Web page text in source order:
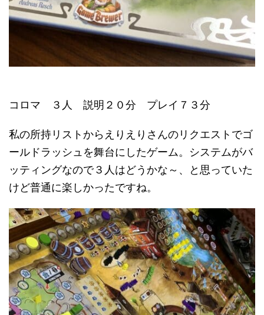
コロマ ３人 説明２０分 プレイ７３分
私の所持リストからえりえりさんのリクエストでゴ
ールドラッシュを舞台にしたゲーム。システムがバ
ッティングなので３人はどうかな～、と思っていた
けど普通に楽しかったですね。